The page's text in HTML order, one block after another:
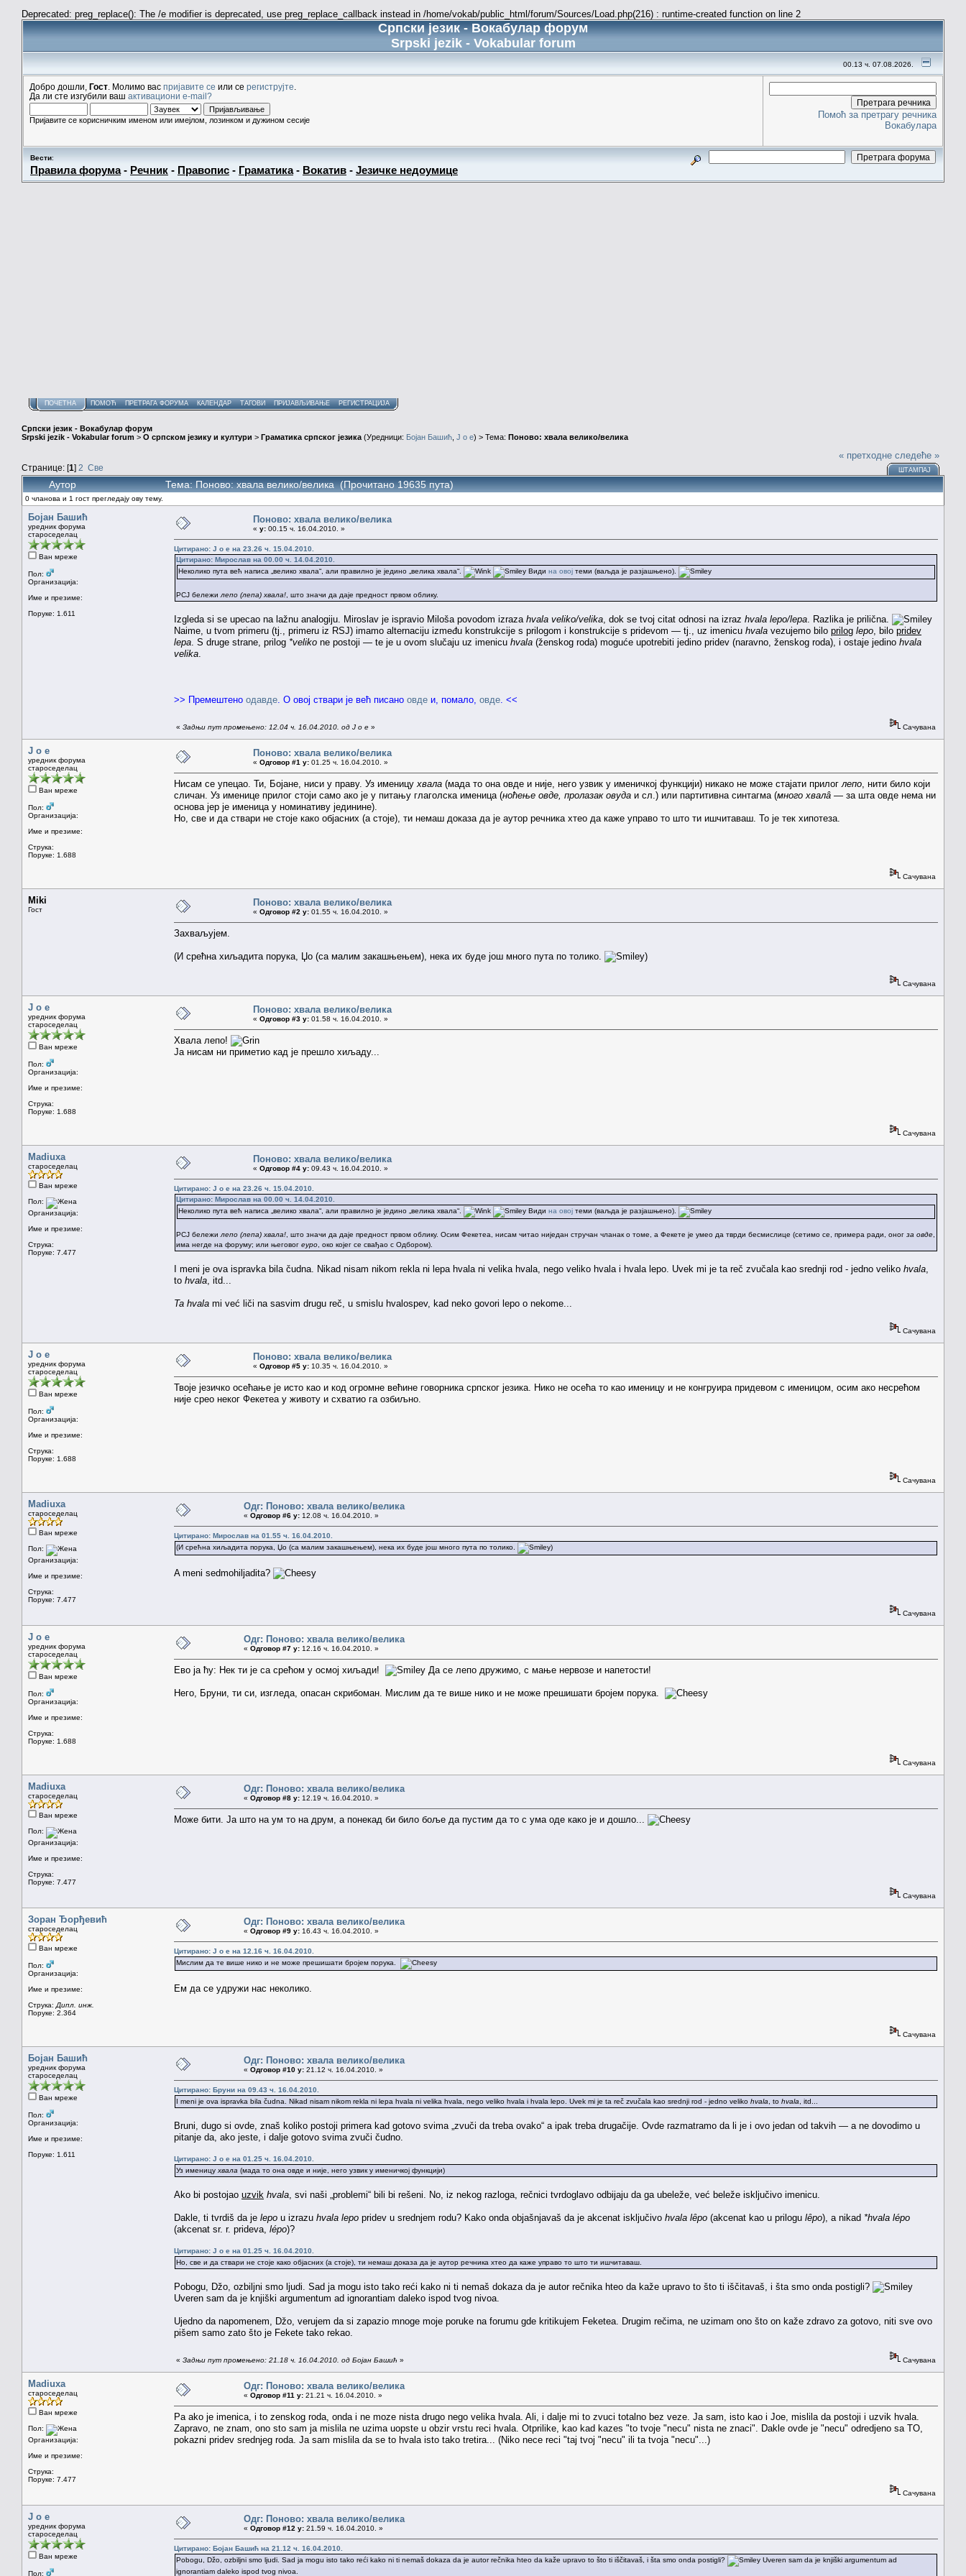
Deprecated: preg_replace(): The /e modifier is deprecated, use preg_replace_callback instead in /home/vokab/public_html/forum/Sources/Load.php(216) : runtime-created function on line 2
Српски језик - Вокабулар форум
Srpski jezik - Vokabular forum
00.13 ч. 07.08.2026.
Добро дошли, Гост . Молимо вас пријавите се или се региструјте
Да ли сте изгубили ваш активациони e-mail?
Пријавите се корисничким именом или имејлом, лозинком и дужином сесије
Помоћ за претрагу речника
Вокабулара
Вести:
Правила форума- Речник - Правопис - Граматика- Вокатив - Језичке недоумице
ПОЧЕТНА ПОМОЋ ПРЕТРАГА ФОРУМА КАЛЕНДАР ТАГОВИ ПРИЈАВЉИВАЊЕ РЕГИСТРАЦИЈА
Српски језик - Вокабулар форум
Srpski jezik - Vokabular forum > О српском језику и култури > Граматика српског језика (Уредници: Бојан Башић J o e) > Тема: Поново: хвала велико/велика
Странице: [1] 2 Све
« претходне следеће »
ШТАМПАЈ
Аутор Тема: Поново: хвала велико/велика (Прочитано 19635 пута)
0 чланова и 1 гост прегледају ову тему.
Бојан Башић
уредник форума
староседелац
Ван мреже
Пол:
Организација:
Име и презиме:
Поруке: 1.611
Поново: хвала велико/велика
« у: 00.15 ч. 16.04.2010. »
Цитирано: J o e на 23.26 ч. 15.04.2010.
Цитирано: Мирослав на 00.00 ч. 14.04.2010.
Неколико пута већ написа „велико хвала“, али правилно је једино „велика хвала“.
Види на овој теми (ваљда је разјашњено).
РСЈ бележи лепо (лепа) хвала! , што значи да даје предност првом облику.
Izgleda si se upecao na lažnu analogiju. Miroslav je ispravio Miloša povodom izraza hvala veliko/velika , dok se tvoj citat odnosi na izraz hvala lepo/lepa . Razlika je prilična.
Naime, u tvom primeru (tj., primeru iz RSJ) imamo alternaciju između konstrukcije s prilogom i konstrukcije s pridevom — tj., uz imenicu hvala vezujemo bilo prilog lepo , bilo pridev
lepa . S druge strane, prilog *veliko ne postoji — te je u ovom slučaju uz imenicu hvala (ženskog roda) moguće upotrebiti jedino pridev (naravno, ženskog roda), i ostaje jedino hvala
velika
>> Премештено одавде . О овој ствари је већ писано овде и, помало, овде . <<
« Задњи пут промењено: 12.04 ч. 16.04.2010. од J o e » Сачувана
J o e
уредник форума
староседелац
Ван мреже
Пол:
Организација:
Име и презиме:
Струка:
Поруке: 1.688
Поново: хвала велико/велика
« Одговор #1 у: 01.25 ч. 16.04.2010. »
Нисам се упецао. Ти, Бојане, ниси у праву. Уз именицу хвала (мада то она овде и није, него узвик у именичкој функцији) никако не може стајати прилог лепо , нити било који
сличан. Уз именице прилог стоји само ако је у питању глаголска именица (ноћење овде, пролазак овуда и сл.) или партитивна синтагма (много хвалâ — за шта овде нема ни
основа јер је именица у номинативу јединине).
Но, све и да ствари не стоје како објасних (а стоје), ти немаш доказа да је аутор речника хтео да каже управо то што ти ишчитаваш. То је тек хипотеза.
Сачувана
Miki
Гост
Поново: хвала велико/велика
« Одговор #2 у: 01.55 ч. 16.04.2010. »
Захваљујем.
(И срећна хиљадита порука, Џо (са малим закашњењем), нека их буде још много пута по толико. )
Сачувана
J o e
уредник форума
староседелац
Ван мреже
Пол:
Организација:
Име и презиме:
Струка:
Поруке: 1.688
Поново: хвала велико/велика
« Одговор #3 у: 01.58 ч. 16.04.2010. »
Хвала лепо!
Ја нисам ни приметио кад је прешло хиљаду...
Сачувана
Madiuxa
староседелац
Ван мреже
Пол:
Организација:
Име и презиме:
Струка:
Поруке: 7.477
Поново: хвала велико/велика
« Одговор #4 у: 09.43 ч. 16.04.2010. »
Цитирано: J o e на 23.26 ч. 15.04.2010.
Цитирано: Мирослав на 00.00 ч. 14.04.2010.
Неколико пута већ написа „велико хвала“, али правилно је једино „велика хвала“.
Види на овој теми (ваљда је разјашњено).
РСЈ бележи лепо (лепа) хвала! , што значи да даје предност првом облику. Осим Фекетеа, нисам читао ниједан стручан чланак о томе, а Фекете је умео да тврди бесмислице (сетимо се, примера ради, оног за овде
има негде на форуму; или његовог еуро , око којег се свађао с Одбором).
I meni je ova ispravka bila čudna. Nikad nisam nikom rekla ni lepa hvala ni velika hvala, nego veliko hvala i hvala lepo. Uvek mi je ta reč zvučala kao srednji rod - jedno veliko hvala
to hvala , itd...
Ta hvala mi već liči na sasvim drugu reč, u smislu hvalospev, kad neko govori lepo o nekome...
Сачувана
J o e
уредник форума
староседелац
Ван мреже
Пол:
Организација:
Име и презиме:
Струка:
Поруке: 1.688
Поново: хвала велико/велика
« Одговор #5 у: 10.35 ч. 16.04.2010. »
Твоје језичко осећање је исто као и код огромне већине говорника српског језика. Нико не осећа то као именицу и не конгруира придевом с именицом, осим ако несрећом
није срео неког Фекетеа у животу и схватио га озбиљно.
Сачувана
Madiuxa
староседелац
Ван мреже
Пол:
Организација:
Име и презиме:
Струка:
Поруке: 7.477
Одг: Поново: хвала велико/велика
« Одговор #6 у: 12.08 ч. 16.04.2010. »
Цитирано: Мирослав на 01.55 ч. 16.04.2010.
(И срећна хиљадита порука, Џо (са малим закашњењем), нека их буде још много пута по толико.
)
A meni sedmohiljadita?
Сачувана
J o e
уредник форума
староседелац
Ван мреже
Пол:
Организација:
Име и презиме:
Струка:
Поруке: 1.688
Одг: Поново: хвала велико/велика
« Одговор #7 у: 12.16 ч. 16.04.2010. »
Ево ја ћу: Нек ти је са срећом у осмој хиљади! Да се лепо дружимо, с мање нервозе и напетости!
Него, Бруни, ти си, изгледа, опасан скрибоман. Мислим да те више нико и не може прешишати бројем порука.
Сачувана
Madiuxa
староседелац
Ван мреже
Пол:
Организација:
Име и презиме:
Струка:
Поруке: 7.477
Одг: Поново: хвала велико/велика
« Одговор #8 у: 12.19 ч. 16.04.2010. »
Може бити. Ја што на ум то на друм, а понекад би било боље да пустим да то с ума оде како је и дошло...
Сачувана
Зоран Ђорђевић
староседелац
Ван мреже
Пол:
Организација:
Име и презиме:
Струка: Дипл. инж.
Поруке: 2.364
Одг: Поново: хвала велико/велика
« Одговор #9 у: 16.43 ч. 16.04.2010. »
Цитирано: J o e на 12.16 ч. 16.04.2010.
Мислим да те више нико и не може прешишати бројем порука.
Ем да се удружи нас неколико.
Сачувана
Бојан Башић
уредник форума
староседелац
Ван мреже
Пол:
Организација:
Име и презиме:
Поруке: 1.611
Одг: Поново: хвала велико/велика
« Одговор #10 у: 21.12 ч. 16.04.2010. »
Цитирано: Бруни на 09.43 ч. 16.04.2010.
I meni je ova ispravka bila čudna. Nikad nisam nikom rekla ni lepa hvala ni velika hvala, nego veliko hvala i hvala lepo. Uvek mi je ta reč zvučala kao srednji rod - jedno veliko hvala , to hvala , itd...
Bruni, dugo si ovde, znaš koliko postoji primera kad gotovo svima „zvuči da treba ovako“ a ipak treba drugačije. Ovde razmatramo da li je i ovo jedan od takvih — a ne dovodimo u
pitanje da, ako jeste, i dalje gotovo svima zvuči čudno.
Цитирано: J o e на 01.25 ч. 16.04.2010.
Уз именицу хвала (мада то она овде и није, него узвик у именичкој функцији)
Ako bi postojao uzvik hvala , svi naši „problemi“ bili bi rešeni. No, iz nekog razloga, rečnici tvrdoglavo odbijaju da ga ubeleže, već beleže isključivo imenicu.
Dakle, ti tvrdiš da je lepo u izrazu hvala lepo pridev u srednjem rodu? Kako onda objašnjavaš da je akcenat isključivo hvala lȇpo (akcenat kao u prilogu lȇpo), a nikad *hvala lépo
(akcenat sr. r. prideva, lépo)?
Цитирано: J o e на 01.25 ч. 16.04.2010.
Но, све и да ствари не стоје како објасних (а стоје), ти немаш доказа да је аутор речника хтео да каже управо то што ти ишчитаваш.
Pobogu, Džo, ozbiljni smo ljudi. Sad ja mogu isto tako reći kako ni ti nemaš dokaza da je autor rečnika hteo da kaže upravo to što ti iščitavaš, i šta smo onda postigli?
Uveren sam da je knjiški argumentum ad ignorantiam daleko ispod tvog nivoa.
Ujedno da napomenem, Džo, verujem da si zapazio mnoge moje poruke na forumu gde kritikujem Feketea. Drugim rečima, ne uzimam ono što on kaže zdravo za gotovo, niti sve ovo
pišem samo zato što je Fekete tako rekao.
« Задњи пут промењено: 21.18 ч. 16.04.2010. од Бојан Башић » Сачувана
Madiuxa
староседелац
Ван мреже
Пол:
Организација:
Име и презиме:
Струка:
Поруке: 7.477
Одг: Поново: хвала велико/велика
« Одговор #11 у: 21.21 ч. 16.04.2010. »
Pa ako je imenica, i to zenskog roda, onda i ne moze nista drugo nego velika hvala. Ali, i dalje mi to zvuci totalno bez veze. Ja sam, isto kao i Joe, mislila da postoji i uzvik hvala.
Zapravo, ne znam, ono sto sam ja mislila ne uzima uopste u obzir vrstu reci hvala. Otprilike, kao kad kazes "to tvoje "necu" nista ne znaci". Dakle ovde je "necu" odredjeno sa TO,
pokazni pridev srednjeg roda. Ja sam mislila da se to hvala isto tako tretira... (Niko nece reci "taj tvoj "necu" ili ta tvoja "necu"...)
Сачувана
J o e
уредник форума
староседелац
Ван мреже
Пол:
Одг: Поново: хвала велико/велика
« Одговор #12 у: 21.59 ч. 16.04.2010. »
Цитирано: Бојан Башић на 21.12 ч. 16.04.2010.
Pobogu, Džo, ozbiljni smo ljudi. Sad ja mogu isto tako reći kako ni ti nemaš dokaza da je autor rečnika hteo da kaže upravo to što ti iščitavaš, i šta smo onda postigli?
Uveren sam da je knjiški argumentum ad
ignorantiam daleko ispod tvog nivoa.